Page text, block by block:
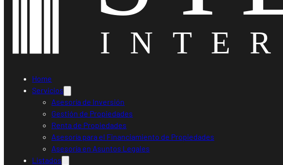
Home
Servicios
Asesoría de Inversión
Gestión de Propiedades
Renta de Propiedades
Asesoría para el Financiamiento de Propiedades
Asesoría en Asuntos Legales
Listados